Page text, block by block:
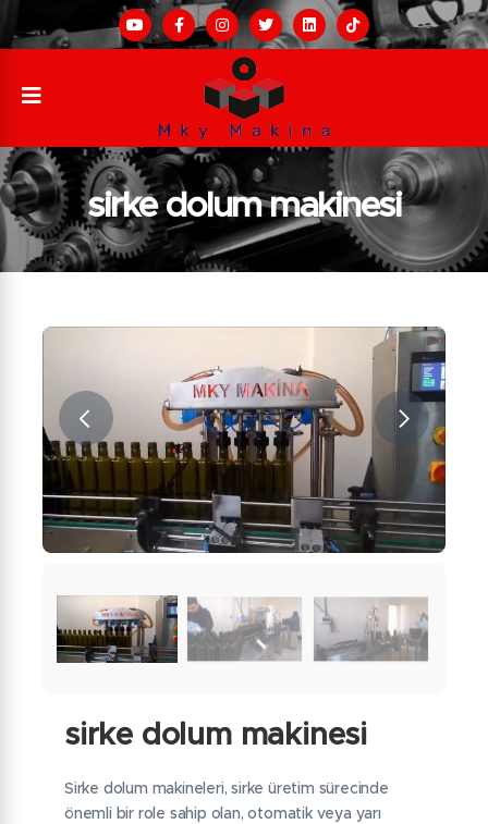
sirke dolum makinesi
sirke dolum makinesi
Sirke dolum makineleri, sirke üretim sürecinde
önemli bir role sahip olan, otomatik veya yarı